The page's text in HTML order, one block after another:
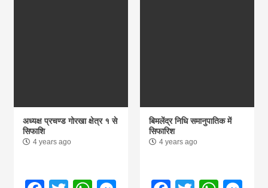
अध्यक्ष प्रचण्ड गोरखा क्षेत्र १ से
सिफाशि
4 years ago
बिमलेंद्र निधि समानुपातिक में
सिफारिश
4 years ago